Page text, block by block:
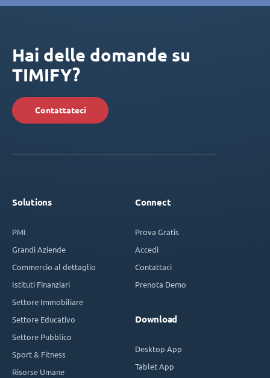
Hai delle domande su
TIMIFY?
Contattateci
Solutions
PMI
Grandi Aziende
Commercio al dettaglio
Istituti Finanziari
Settore Immobiliare
Settore Educativo
Settore Pubblico
Sport & Fitness
Risorse Umane
Connect
Prova Gratis
Accedi
Contattaci
Prenota Demo
Download
Desktop App
Tablet App